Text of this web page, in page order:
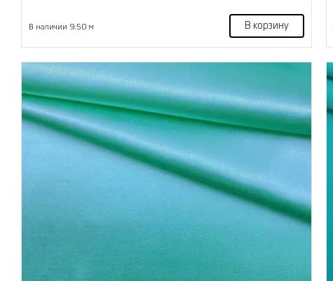
В наличии 9.50 м В корзину